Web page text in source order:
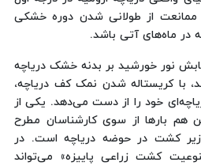
ممانعت از طولانی شدن دوره خشکی
در ماه‌های آتی باشد.
نور خورشید بر بدنه خشک دریاچه
با کریستاله شدن نمک کف دریاچه،
خود را از دست می‌دهد. یکی از
هم بارها از سوی کارشناسان مطرح
کشت در حوضه دریاچه است. در
کشت زراعی پاییزه» می‌تواند